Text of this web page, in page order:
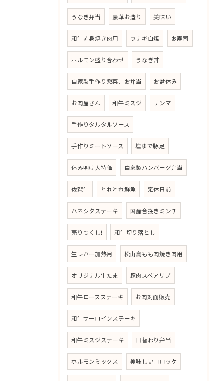
うなぎ弁当 豪華お造り 美味い
和牛赤身焼き肉用 ウナギ白焼 お寿司
ホルモン盛り合わせ うなぎ丼
自家製手作り惣菜、お弁当 お盆休み
お肉屋さん 和牛ミスジ サンマ
手作りタルタルソース
手作りミートソース 塩ゆで豚足
休み明け大特価 自家製ハンバーグ弁当
佐賀牛 とれとれ鮮魚 定休日前
ハネシタステーキ 国産合挽きミンチ
売りつくし❗ 和牛切り落とし
生レバー加熱用 松山鳥もも肉焼き肉用
オリジナル牛たま 豚肉スペアリブ
和牛ロースステーキ お肉対面販売
和牛サーロインステーキ
和牛ミスジステーキ 日替わり弁当
ホルモンミックス 美味しいコロッケ